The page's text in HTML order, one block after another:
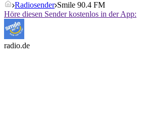
Radiosender Smile 90.4 FM
Höre diesen Sender kostenlos in der App:
radio.de